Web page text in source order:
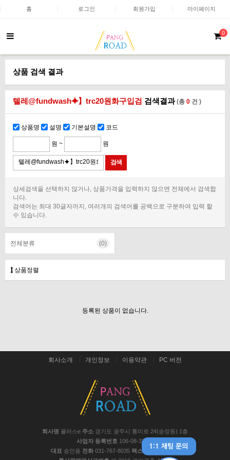
홈 로그인 회원가입 마이페이지
0
상품 검색 결과
텔레@fundwash⯌】trc20원화구입검 검색결과(총 0 건 )
상품명 설명 기본설명 코드
원 ~ 원
상세검색을 선택하지 않거나, 상품가격을 입력하지 않으면 전체에서 검색합
니다.
검색어는 최대 30글자까지, 여러개의 검색어를 공백으로 구분하여 입력 할
수 있습니다.
전체분류 (0)
상품정렬
등록된 상품이 없습니다.
회사소개 개인정보 이용약관 PC 버전
회사명 플러스e 주소 경기도 광주시 통미로 24(송정동) 1층
사업자 등록번호 106-08-37441
대표 송안용 전화 031-767-8035 팩스 031-767-8048